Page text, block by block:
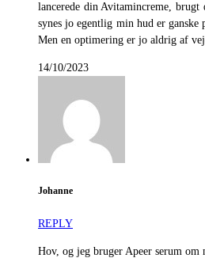
lancerede din Avitamincreme,
synes jo egentlig min hud er
Men en optimering er jo aldrig af
14/10/2023
Johanne
REPLY
Hov, og jeg bruger Apeer serum om